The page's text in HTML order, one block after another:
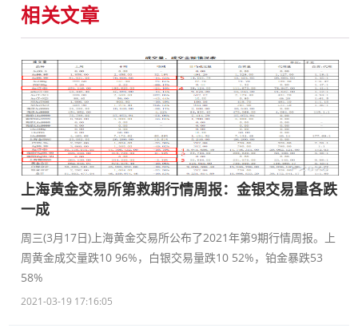
相关文章
上海黄金交易所第救期行情周报：金银交易量各跌
一成
周三(3月17日)上海黄金交易所公布了2021年第9期行情周报。上
周黄金成交量跌10 96%，白银交易量跌10 52%，铂金暴跌53
58%
2021-03-19 17:16:05